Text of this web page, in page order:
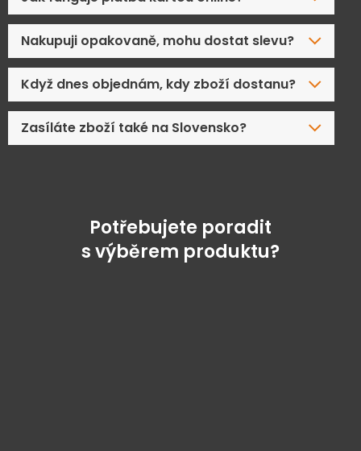
Nakupuji opakovaně, mohu dostat slevu?
Když dnes objednám, kdy zboží dostanu?
Zasíláte zboží také na Slovensko?
Potřebujete poradit
s výběrem produktu?